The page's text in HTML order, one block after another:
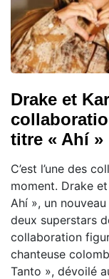
Drake et
titre « Ahí »
C’est l’une des
moment. Drake
Ahí », un
deux superstars
collaboration
chanteuse
Tanto », dévoilé